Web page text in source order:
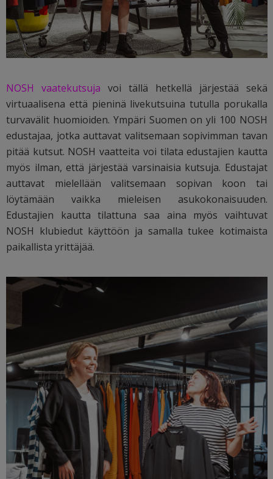
NOSH vaatekutsuja voi tällä hetkellä järjestää sekä
virtuaalisena että pieninä livekutsuina tutulla porukalla
turvavälit huomioiden. Ympäri Suomen on yli 100 NOSH
edustajaa, jotka auttavat valitsemaan sopivimman tavan
pitää kutsut. NOSH vaatteita voi tilata edustajien kautta
myös ilman, että järjestää varsinaisia kutsuja. Edustajat
auttavat mielellään valitsemaan sopivan koon tai
löytämään vaikka mieleisen asukokonaisuuden.
Edustajien kautta tilattuna saa aina myös vaihtuvat
NOSH klubiedut käyttöön ja samalla tukee kotimaista
paikallista yrittäjää.